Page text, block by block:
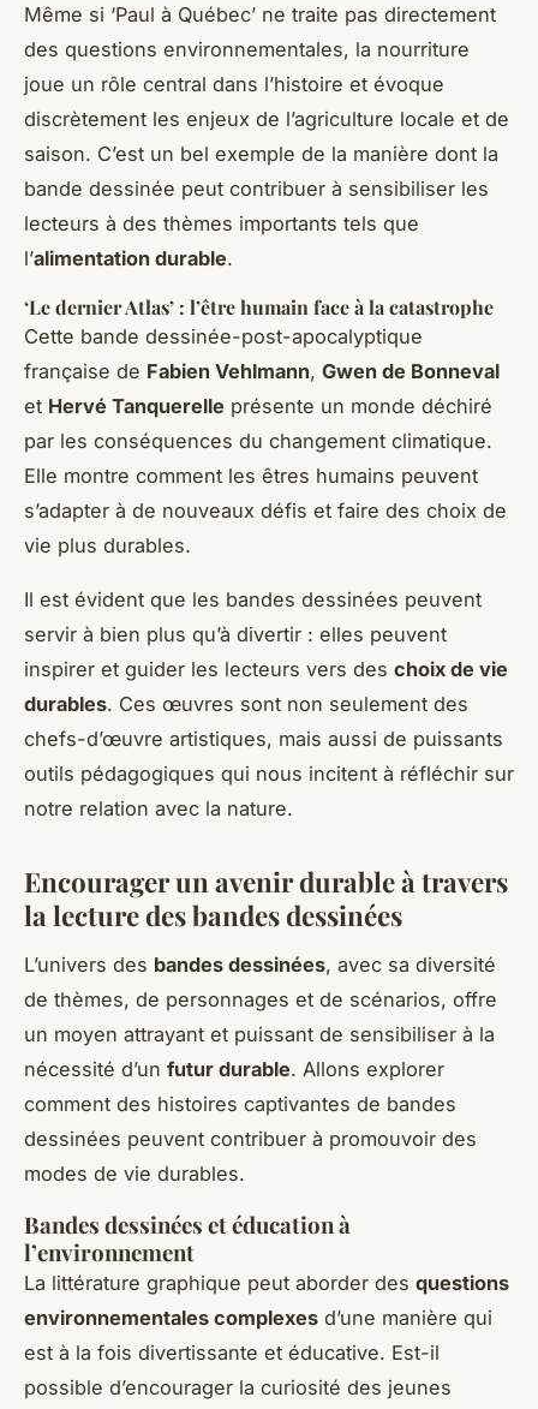
Même si ‘Paul à Québec’ ne traite pas directement
des questions environnementales, la nourriture
joue un rôle central dans l’histoire et évoque
discrètement les enjeux de l’agriculture locale et de
saison. C’est un bel exemple de la manière dont la
bande dessinée peut contribuer à sensibiliser les
lecteurs à des thèmes importants tels que
l’alimentation durable.
‘Le dernier Atlas’ : l’être humain face à la catastrophe
Cette bande dessinée-post-apocalyptique
française de Fabien Vehlmann, Gwen de Bonneval
et Hervé Tanquerelle présente un monde déchiré
par les conséquences du changement climatique.
Elle montre comment les êtres humains peuvent
s’adapter à de nouveaux défis et faire des choix de
vie plus durables.
Il est évident que les bandes dessinées peuvent
servir à bien plus qu’à divertir : elles peuvent
inspirer et guider les lecteurs vers des choix de vie
durables. Ces œuvres sont non seulement des
chefs-d’œuvre artistiques, mais aussi de puissants
outils pédagogiques qui nous incitent à réfléchir sur
notre relation avec la nature.
Encourager un avenir durable à travers
la lecture des bandes dessinées
L’univers des bandes dessinées, avec sa diversité
de thèmes, de personnages et de scénarios, offre
un moyen attrayant et puissant de sensibiliser à la
nécessité d’un futur durable. Allons explorer
comment des histoires captivantes de bandes
dessinées peuvent contribuer à promouvoir des
modes de vie durables.
Bandes dessinées et éducation à
l’environnement
La littérature graphique peut aborder des questions
environnementales complexes d’une manière qui
est à la fois divertissante et éducative. Est-il
possible d’encourager la curiosité des jeunes